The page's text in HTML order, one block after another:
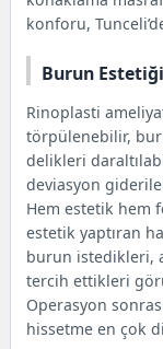
konforu,
Burun
Rinoplasti
törpülenebilir,
delikleri
deviasyon
Hem estetik hem
estetik yaptıran
burun istedikleri,
tercih ettikleri
Operasyon
hissetme en çok